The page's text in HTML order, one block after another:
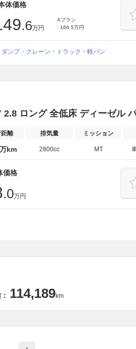
体価格
.6万円
Aプラン
: 166.5万円
ンプ・クレーン・トラック・軽バン
2.8 ロング 全低床 ディーゼル
離 排気量 ミッション
km 2800cc MT
価格
.0万円
114,189km